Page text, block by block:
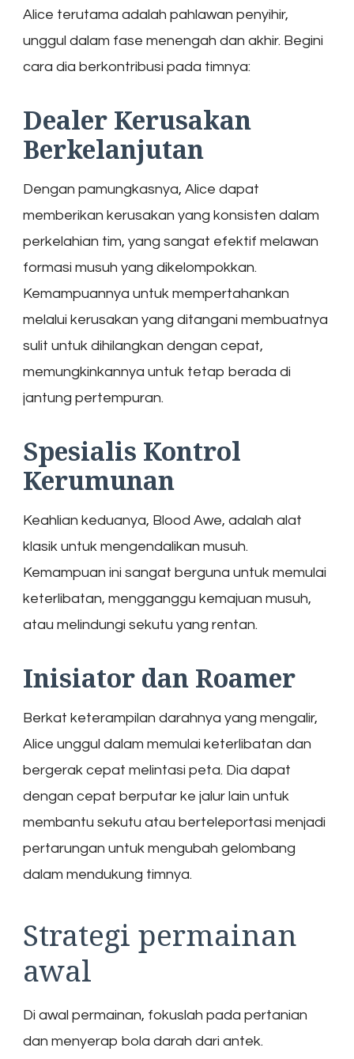
Alice terutama adalah pahlawan penyihir,
unggul dalam fase menengah dan akhir. Begini
cara dia berkontribusi pada timnya:
Dealer Kerusakan
Berkelanjutan
Dengan pamungkasnya, Alice dapat
memberikan kerusakan yang konsisten dalam
perkelahian tim, yang sangat efektif melawan
formasi musuh yang dikelompokkan.
Kemampuannya untuk mempertahankan
melalui kerusakan yang ditangani membuatnya
sulit untuk dihilangkan dengan cepat,
memungkinkannya untuk tetap berada di
jantung pertempuran.
Spesialis Kontrol
Kerumunan
Keahlian keduanya, Blood Awe, adalah alat
klasik untuk mengendalikan musuh.
Kemampuan ini sangat berguna untuk memulai
keterlibatan, mengganggu kemajuan musuh,
atau melindungi sekutu yang rentan.
Inisiator dan Roamer
Berkat keterampilan darahnya yang mengalir,
Alice unggul dalam memulai keterlibatan dan
bergerak cepat melintasi peta. Dia dapat
dengan cepat berputar ke jalur lain untuk
membantu sekutu atau berteleportasi menjadi
pertarungan untuk mengubah gelombang
dalam mendukung timnya.
Strategi permainan
awal
Di awal permainan, fokuslah pada pertanian
dan menyerap bola darah dari antek.